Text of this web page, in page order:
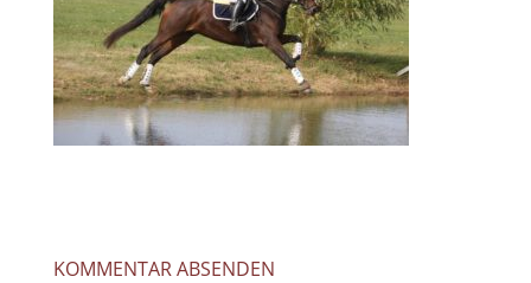
KOMMENTAR ABSENDEN